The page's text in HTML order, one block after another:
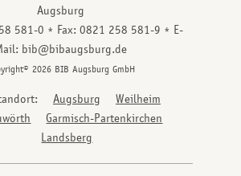
Augsburg
581-0
Fax: 0821 258 581-9
E-
bib@bibaugsburg.de
2026 BIB Augsburg GmbH
Augsburg
Weilheim
Garmisch-Partenkirchen
Landsberg